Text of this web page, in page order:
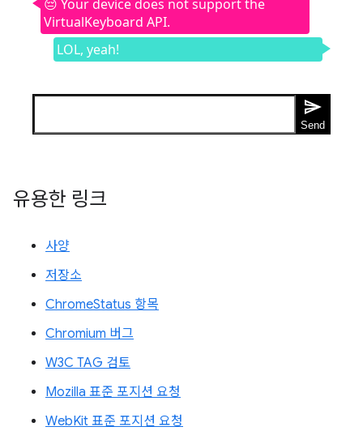
유용한 링크
사양
저장소
ChromeStatus 항목
Chromium 버그
W3C TAG 검토
Mozilla 표준 포지션 요청
WebKit 표준 포지션 요청